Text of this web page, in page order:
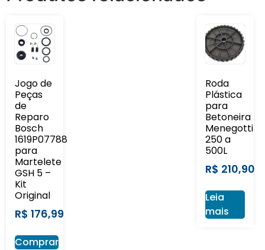
Jogo de
Peças
de
Reparo
Bosch
1619P07788
para
Martelete
GSH 5 –
Kit
Original
R$ 176,99
Comprar
Roda
Plástica
para
Betoneira
Menegotti
250 a
500L
R$ 210,90
Leia
mais